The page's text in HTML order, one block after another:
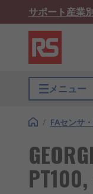
サポート産業
メニュー
/ FAセンサ